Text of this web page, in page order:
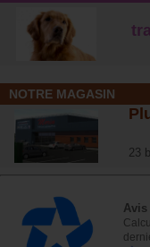
NOTRE MAGASIN
23
Avis